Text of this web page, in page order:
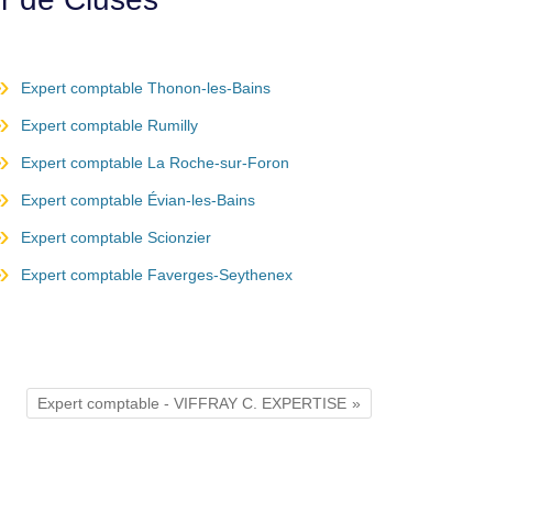
Expert comptable Thonon-les-Bains
Expert comptable Rumilly
Expert comptable La Roche-sur-Foron
Expert comptable Évian-les-Bains
Expert comptable Scionzier
Expert comptable Faverges-Seythenex
Expert comptable - VIFFRAY C. EXPERTISE